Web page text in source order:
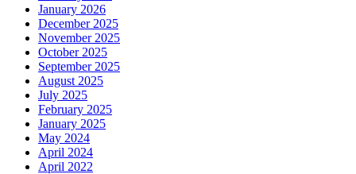
January 2026
December 2025
November 2025
October 2025
September 2025
August 2025
July 2025
February 2025
January 2025
May 2024
April 2024
April 2022